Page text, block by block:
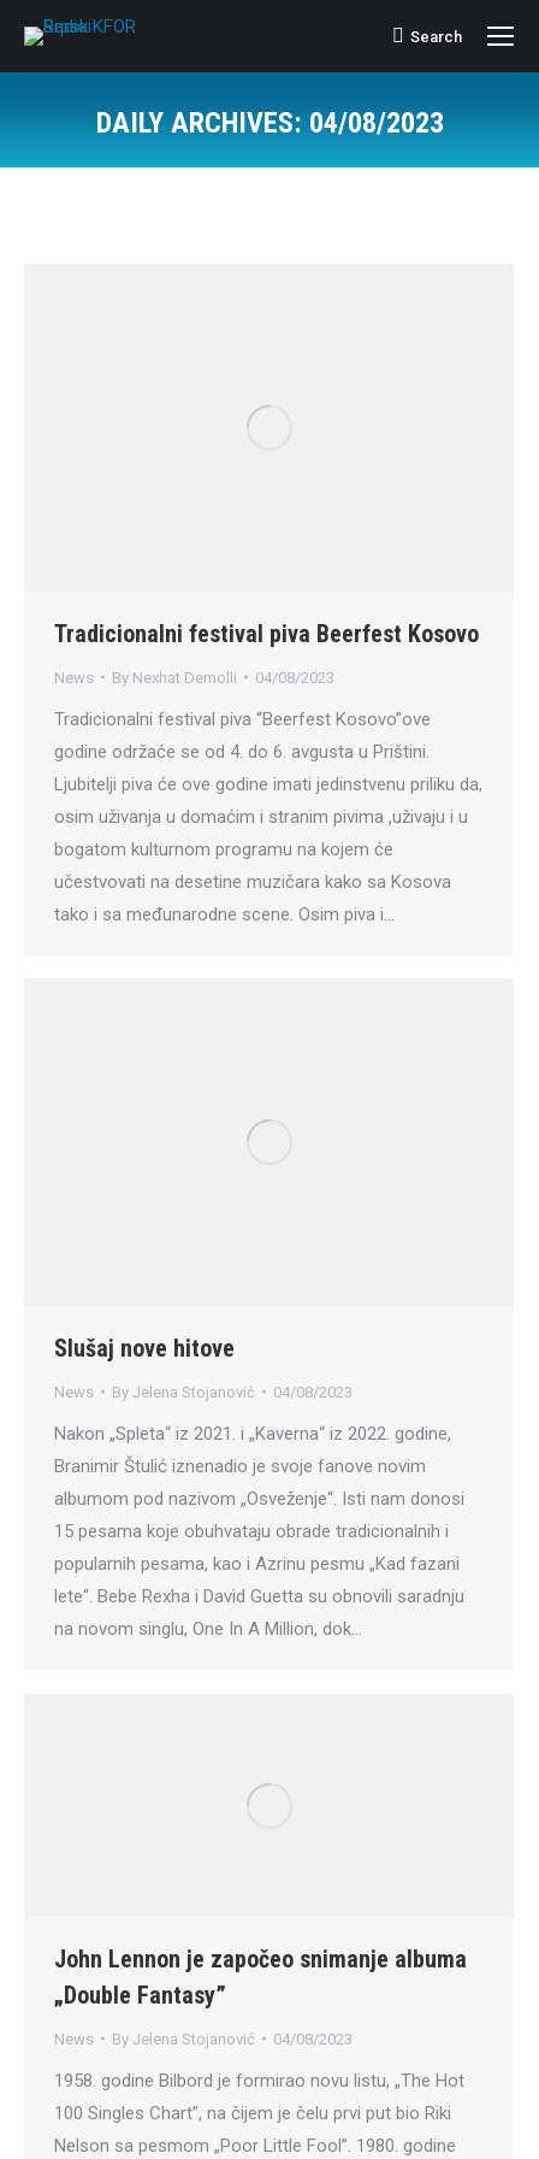
Search:
Search
DAILY ARCHIVES: 04/08/2023
Tradicionalni festival piva Beerfest Kosovo
News By Nexhat Demolli 04/08/2023
Tradicionalni festival piva “Beerfest Kosovo”ove
godine održaće se od 4. do 6. avgusta u Prištini.
Ljubitelji piva će ove godine imati jedinstvenu priliku da,
osim uživanja u domaćim i stranim pivima ,uživaju i u
bogatom kulturnom programu na kojem će
učestvovati na desetine muzičara kako sa Kosova
tako i sa međunarodne scene. Osim piva i…
Slušaj nove hitove
News By Jelena Stojanović 04/08/2023
Nakon „Spleta“ iz 2021. i „Kaverna“ iz 2022. godine,
Branimir Štulić iznenadio je svoje fanove novim
albumom pod nazivom „Osveženje“. Isti nam donosi
15 pesama koje obuhvataju obrade tradicionalnih i
popularnih pesama, kao i Azrinu pesmu „Kad fazani
lete“. Bebe Rexha i David Guetta su obnovili saradnju
na novom singlu, One In A Million, dok…
John Lennon je započeo snimanje albuma
„Double Fantasy”
News By Jelena Stojanović 04/08/2023
1958. godine Bilbord je formirao novu listu, „The Hot
100 Singles Chart”, na čijem je čelu prvi put bio Riki
Nelson sa pesmom „Poor Little Fool”. 1980. godine